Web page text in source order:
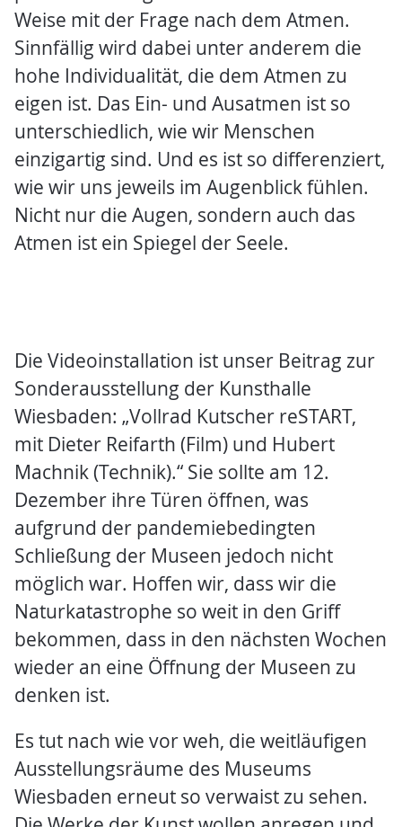
Weise mit der Frage nach dem Atmen.
Sinnfällig wird dabei unter anderem die
hohe Individualität, die dem Atmen zu
eigen ist. Das Ein- und Ausatmen ist so
unterschiedlich, wie wir Menschen
einzigartig sind. Und es ist so differenziert,
wie wir uns jeweils im Augenblick fühlen.
Nicht nur die Augen, sondern auch das
Atmen ist ein Spiegel der Seele.
Die Videoinstallation ist unser Beitrag zur
Sonderausstellung der Kunsthalle
Wiesbaden: „Vollrad Kutscher reSTART,
mit Dieter Reifarth (Film) und Hubert
Machnik (Technik).“ Sie sollte am 12.
Dezember ihre Türen öffnen, was
aufgrund der pandemiebedingten
Schließung der Museen jedoch nicht
möglich war. Hoffen wir, dass wir die
Naturkatastrophe so weit in den Griff
bekommen, dass in den nächsten Wochen
wieder an eine Öffnung der Museen zu
denken ist.
Es tut nach wie vor weh, die weitläufigen
Ausstellungsräume des Museums
Wiesbaden erneut so verwaist zu sehen.